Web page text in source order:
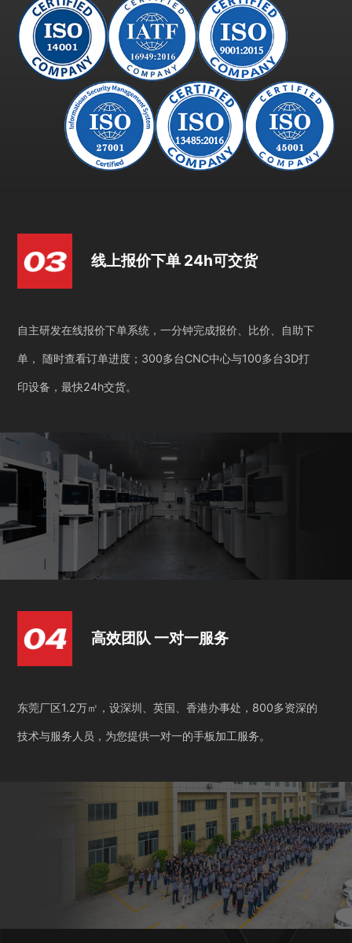
线上报价下单 24h可交货
自主研发在线报价下单系统，一分钟完成报价、比价、自助下
单， 随时查看订单进度；300多台CNC中心与100多台3D打
印设备，最快24h交货。
高效团队 一对一服务
东莞厂区1.2万㎡，设深圳、英国、香港办事处，800多资深的
技术与服务人员，为您提供一对一的手板加工服务。